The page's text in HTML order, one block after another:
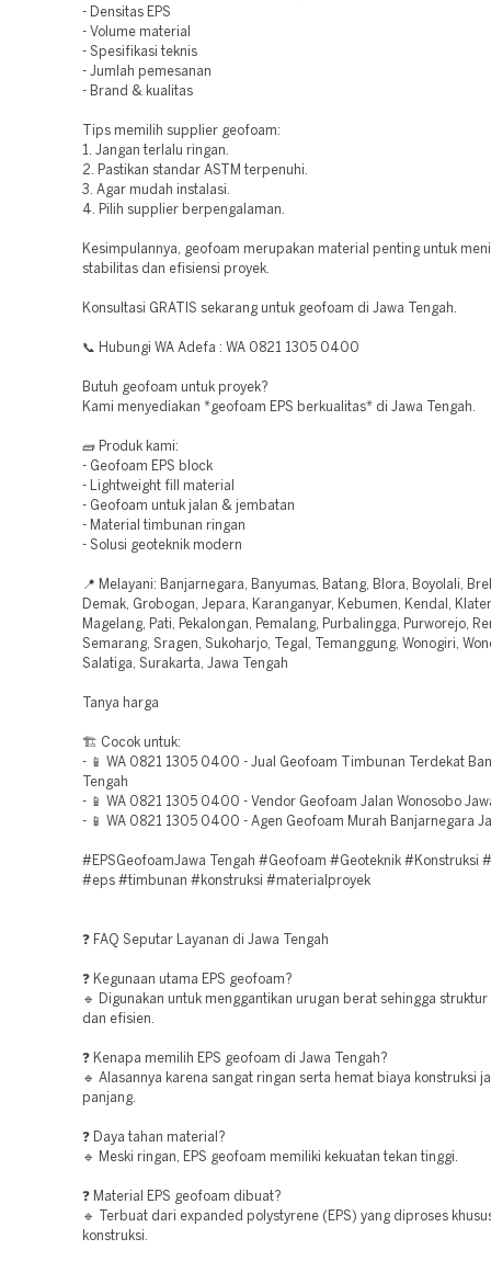
- Densitas EPS
- Volume material
- Spesifikasi teknis
- Jumlah pemesanan
- Brand & kualitas
Tips memilih supplier geofoam:
1. Jangan terlalu ringan.
2. Pastikan standar ASTM terpenuhi.
3. Agar mudah instalasi.
4. Pilih supplier berpengalaman.
Kesimpulannya, geofoam merupakan material penting untuk
stabilitas dan efisiensi proyek.
Konsultasi GRATIS sekarang untuk geofoam di Jawa Tengah.
📞 Hubungi WA Adefa : WA 0821 1305 0400
Butuh geofoam untuk proyek?
Kami menyediakan *geofoam EPS berkualitas* di Jawa Tengah.
🧱 Produk kami:
- Geofoam EPS block
- Lightweight fill material
- Geofoam untuk jalan & jembatan
- Material timbunan ringan
- Solusi geoteknik modern
📍 Melayani: Banjarnegara, Banyumas, Batang, Blora, Boyolali,
Demak, Grobogan, Jepara, Karanganyar, Kebumen, Kendal,
Magelang, Pati, Pekalongan, Pemalang, Purbalingga, Purworejo,
Semarang, Sragen, Sukoharjo, Tegal, Temanggung, Wonogiri,
Salatiga, Surakarta, Jawa Tengah
Tanya harga
🏗️ Cocok untuk:
- 📱 WA 0821 1305 0400 - Jual Geofoam Timbunan Terdekat
Tengah
- 📱 WA 0821 1305 0400 - Vendor Geofoam Jalan Wonosobo
- 📱 WA 0821 1305 0400 - Agen Geofoam Murah Banjarnegara
#EPSGeofoamJawa Tengah #Geofoam #Geoteknik #Konstruksi
#eps #timbunan #konstruksi #materialproyek
❓ FAQ Seputar Layanan di Jawa Tengah
❓ Kegunaan utama EPS geofoam?
🔹 Digunakan untuk menggantikan urugan berat sehingga
dan efisien.
❓ Kenapa memilih EPS geofoam di Jawa Tengah?
🔹 Alasannya karena sangat ringan serta hemat biaya konstruksi
panjang.
❓ Daya tahan material?
🔹 Meski ringan, EPS geofoam memiliki kekuatan tekan tinggi.
❓ Material EPS geofoam dibuat?
🔹 Terbuat dari expanded polystyrene (EPS) yang diproses
konstruksi.